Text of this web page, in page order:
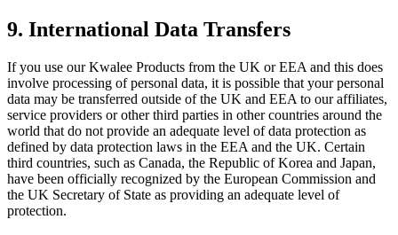
9. International Data Transfers
If you use our Kwalee Products from the UK or EEA and this does
involve processing of personal data, it is possible that your personal
data may be transferred outside of the UK and EEA to our affiliates,
service providers or other third parties in other countries around the
world that do not provide an adequate level of data protection as
defined by data protection laws in the EEA and the UK. Certain
third countries, such as Canada, the Republic of Korea and Japan,
have been officially recognized by the European Commission and
the UK Secretary of State as providing an adequate level of
protection.